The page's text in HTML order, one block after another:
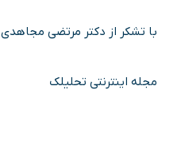
با تشکر از دکتر مرتضی مجاهدی
مجله اینترنتی تحلیلک